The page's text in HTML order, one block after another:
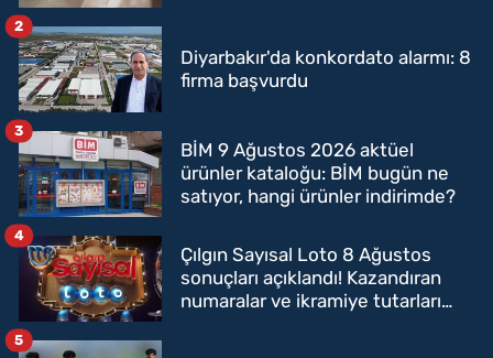
Diyarbakır'da konkordato alarmı: 8
firma başvurdu
2
BİM 9 Ağustos 2026 aktüel
ürünler kataloğu: BİM bugün ne
satıyor, hangi ürünler indirimde?
3
Çılgın Sayısal Loto 8 Ağustos
sonuçları açıklandı! Kazandıran
numaralar ve ikramiye tutarları
4
5